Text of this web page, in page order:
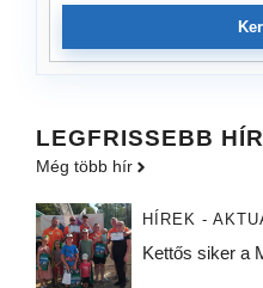
LEGFRISSEBB
Még több hír
HÍREK -
Kettős siker a